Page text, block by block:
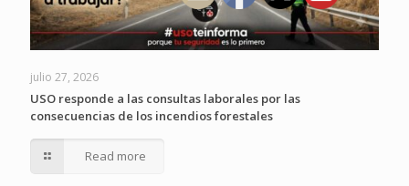
julio 27, 2026
USO responde a las consultas laborales por las
consecuencias de los incendios forestales
Read more